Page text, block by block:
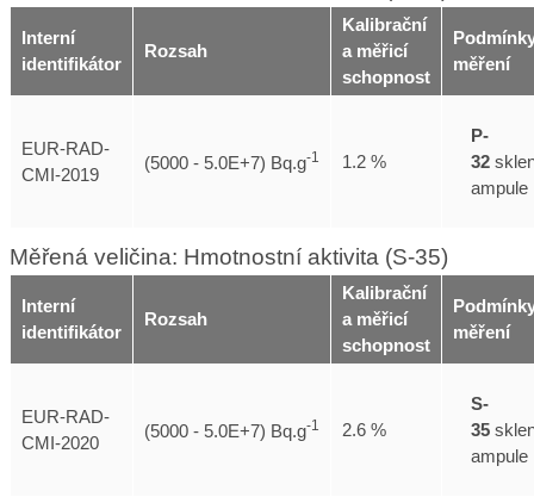
Interní
identifikátor
Rozsah
Kalibrační
a měřicí
schopnost
měření
EUR-RAD-
CMI-2019
(5000 - 5.0E+7) Bq.g-1 1.2 %
P-
32
ampule
Měřená veličina: Hmotnostní aktivita (S-35)
Interní
identifikátor
Rozsah
Kalibrační
a měřicí
schopnost
měření
EUR-RAD-
CMI-2020
(5000 - 5.0E+7) Bq.g-1 2.6 %
S-
35
ampule